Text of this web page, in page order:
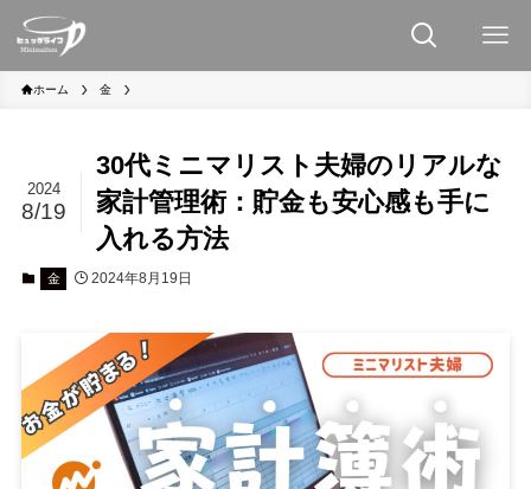
ホーム 金
30代ミニマリスト夫婦のリアルな
家計管理術：貯金も安心感も手に
入れる方法
2024
8/19
金 2024年8月19日